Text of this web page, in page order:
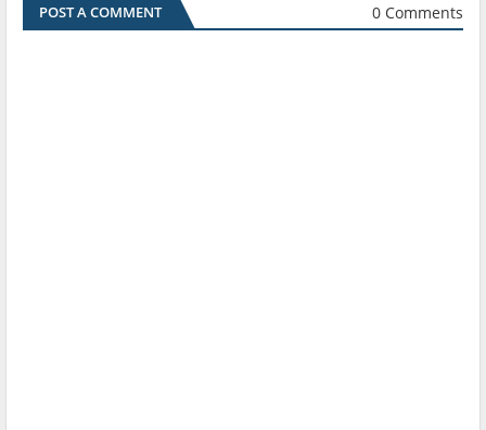
POST A COMMENT 0 Comments